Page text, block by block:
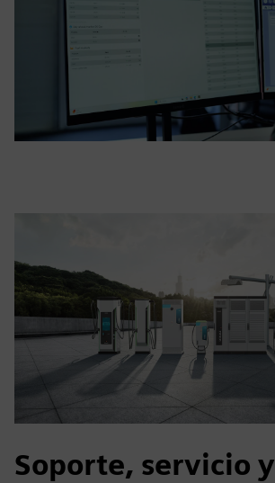
Soporte, servicio y